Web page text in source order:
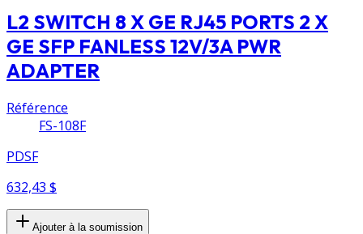
L2 SWITCH 8 X GE RJ45 PORTS 2 X
GE SFP FANLESS 12V/3A PWR
ADAPTER
Référence
FS-108F
PDSF
632,43 $
Ajouter à la soumission